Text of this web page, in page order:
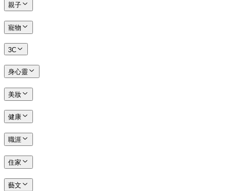
親子
寵物
3C
身心靈
美妝
健康
職涯
住家
藝文